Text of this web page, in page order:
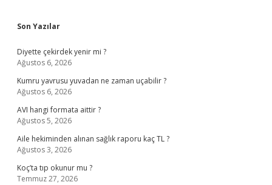
Sidebar
Son Yazılar
Diyette çekirdek yenir mi ?
Ağustos 6, 2026
Kumru yavrusu yuvadan ne zaman uçabilir ?
Ağustos 6, 2026
AVI hangi formata aittir ?
Ağustos 5, 2026
Aile hekiminden alınan sağlık raporu kaç TL ?
Ağustos 3, 2026
Koç’ta tıp okunur mu ?
Temmuz 27, 2026